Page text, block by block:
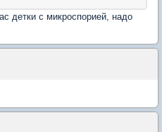
детки с микроспорией, надо